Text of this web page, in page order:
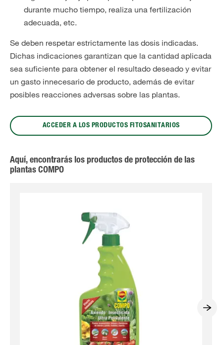
durante mucho tiempo, realiza una fertilización
adecuada, etc.
Se deben respetar estrictamente las dosis indicadas.
Dichas indicaciones garantizan que la cantidad aplicada
sea suficiente para obtener el resultado deseado y evitar
un gasto innecesario de producto, además de evitar
posibles reacciones adversas sobre las plantas.
ACCEDER A LOS PRODUCTOS FITOSANITARIOS
Aquí, encontrarás los productos de protección de las
plantas COMPO